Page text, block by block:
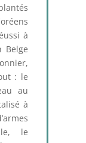
à
Belge
: le
au
à
le